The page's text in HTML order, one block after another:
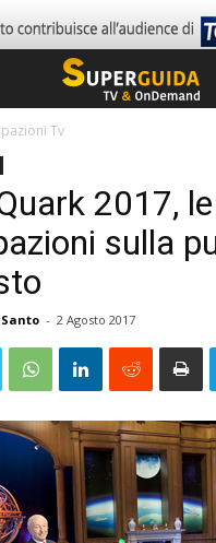
Tv
2017, le
sulla
- 2 Agosto 2017